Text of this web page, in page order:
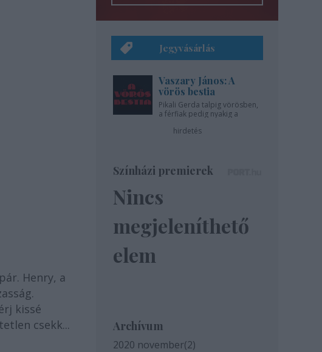
Henry, a
kissé
csekk...
Jegyvásárlás
Vaszary János: A
vörös bestia
Pikali Gerda talpig vörösben,
a férfiak pedig nyakig a
hirdetés
Színházi premierek
Nincs
megjeleníthető
elem
Archívum
2020 november(2)